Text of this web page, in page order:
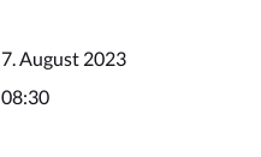
7. August 2023
08:30